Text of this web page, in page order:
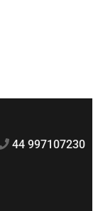
44 997107230